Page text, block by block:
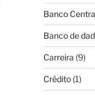
Banco
Banco de
Carreira (9)
Crédito(1)